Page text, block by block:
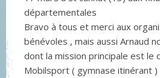
départementales
Bravo à tous et merci aux
bénévoles , mais aussi Arnaud
dont la mission principale est le
Mobilsport ( gymnase itinérant )